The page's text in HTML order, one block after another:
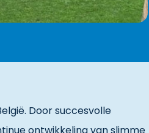
Door succesvolle